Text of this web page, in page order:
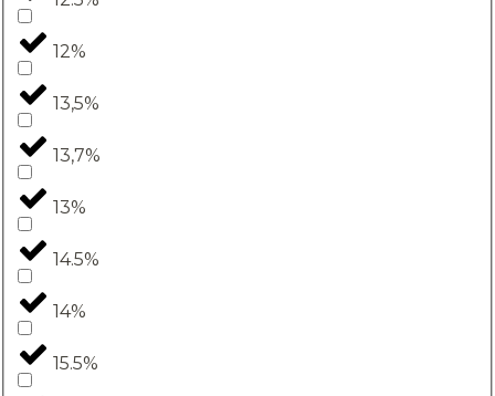
12%
13,5%
13,7%
13%
14.5%
14%
15.5%